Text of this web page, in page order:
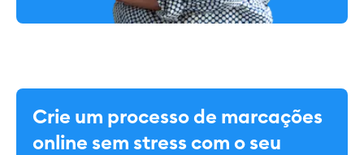
Crie um processo de marcações
online sem stress com o seu